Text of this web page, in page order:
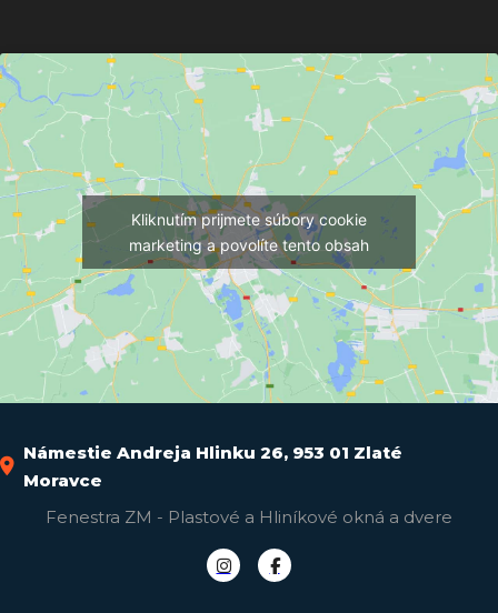
Kliknutím prijmete súbory cookie
marketing a povolíte tento obsah
Námestie Andreja Hlinku 26, 953 01 Zlaté
Moravce
Fenestra ZM - Plastové a Hliníkové okná a dvere